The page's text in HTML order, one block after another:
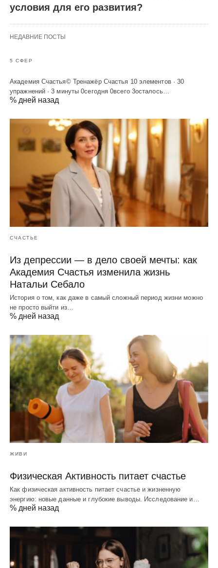
условия для его развития?
НЕДАВНИЕ ПОСТЫ
5 СФЕР
Академия Счастья© Тренажёр Счастья 10 элементов · 30
упражнений · 3 минуты 0сегодня 0всего 3осталось…
% дней назад
СЧАСТЬЕ
Из депрессии — в дело своей мечты: как
Академия Счастья изменила жизнь
Натальи Себало
История о том, как даже в самый сложный период жизни можно
не просто выйти из…
% дней назад
ЖИВИ
Физическая Активность питает счастье
Как физическая активность питает счастье и жизненную
энергию: новые данные и глубокие выводы. Исследование и…
% дней назад